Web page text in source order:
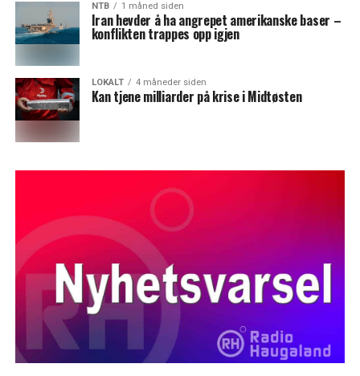
NTB 1 måned siden
Iran hevder å ha angrepet amerikanske baser –
konflikten trappes opp igjen
LOKALT 4 måneder siden
Kan tjene milliarder på krise i Midtøsten